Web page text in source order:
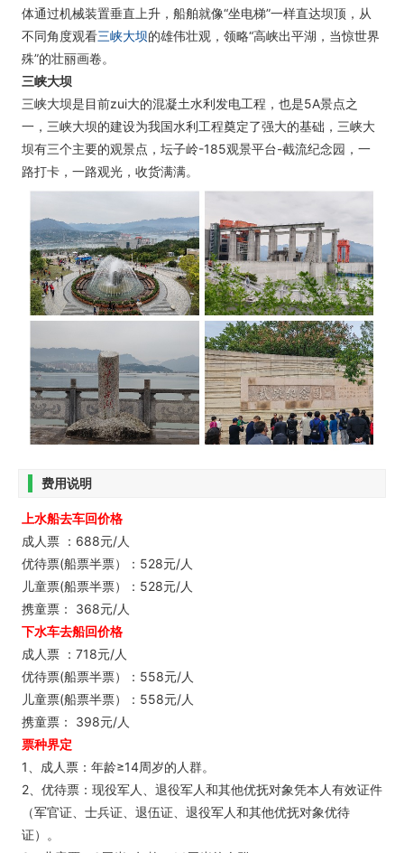
体通过机械装置垂直上升，船舶就像“坐电梯”一样直达坝顶，从
不同角度观看三峡大坝的雄伟壮观，领略“高峡出平湖，当惊世界
殊”的壮丽画卷。
三峡大坝
三峡大坝是目前zui大的混凝土水利发电工程，也是5A景点之
一，三峡大坝的建设为我国水利工程奠定了强大的基础，三峡大
坝有三个主要的观景点，坛子岭-185观景平台-截流纪念园，一
路打卡，一路观光，收货满满。
费用说明
上水船去车回价格
成人票 ：688元/人
优待票(船票半票）：528元/人
儿童票(船票半票）：528元/人
携童票： 368元/人
下水车去船回价格
成人票 ：718元/人
优待票(船票半票）：558元/人
儿童票(船票半票）：558元/人
携童票： 398元/人
票种界定
1、成人票：年龄≥14周岁的人群。
2、优待票：现役军人、退役军人和其他优抚对象凭本人有效证件
（军官证、士兵证、退伍证、退役军人和其他优抚对象优待
证）。